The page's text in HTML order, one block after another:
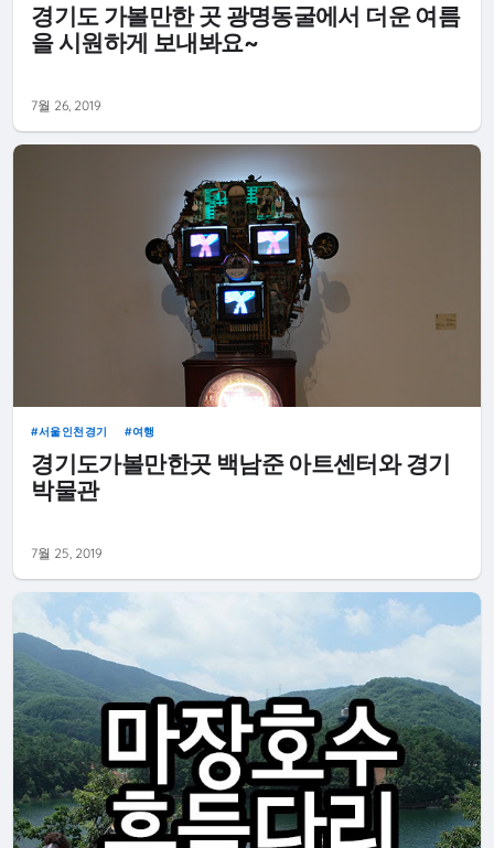
경기도 가볼만한 곳 광명동굴에서 더운 여름
을 시원하게 보내봐요~
7월 26, 2019
서울인천경기 여행
경기도가볼만한곳 백남준 아트센터와 경기
박물관
7월 25, 2019